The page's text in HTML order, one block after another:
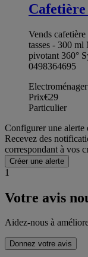
Vends
tasses - 300
pivotant 360°
0498364695
Prix€29
Particulier
Configurer une alerte
Recevez des
correspondant à vos
Créer une alerte
1
Votre avis
Aidez-nous à
Donnez votre avis